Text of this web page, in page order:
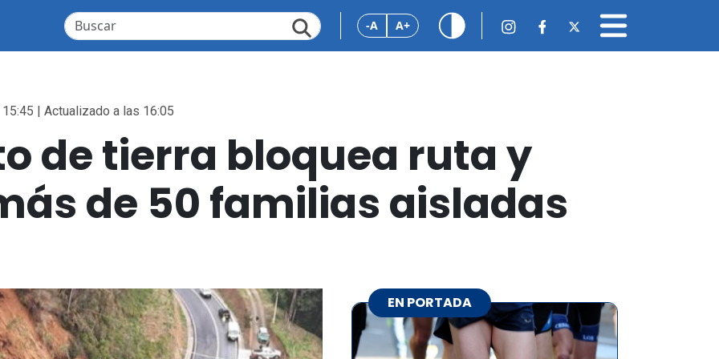
-A A+
| Actualizado a las 16:05
de tierra bloquea ruta y
de 50 familias aisladas
EN PORTADA